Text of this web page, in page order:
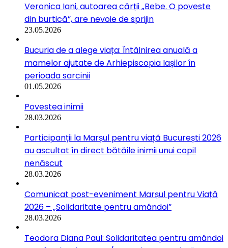
Veronica Iani, autoarea cărții „Bebe. O poveste
din burtică”, are nevoie de sprijin
23.05.2026
Bucuria de a alege viața: Întâlnirea anuală a
mamelor ajutate de Arhiepiscopia Iașilor în
perioada sarcinii
01.05.2026
Povestea inimii
28.03.2026
Participanții la Marșul pentru viață București 2026
au ascultat în direct bătăile inimii unui copil
nenăscut
28.03.2026
Comunicat post-eveniment Marșul pentru Viață
2026 – „Solidaritate pentru amândoi”
28.03.2026
Teodora Diana Paul: Solidaritatea pentru amândoi